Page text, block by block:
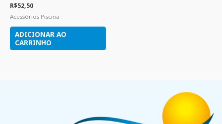
R$52,50
Acessórios Piscina
ADICIONAR AO
CARRINHO